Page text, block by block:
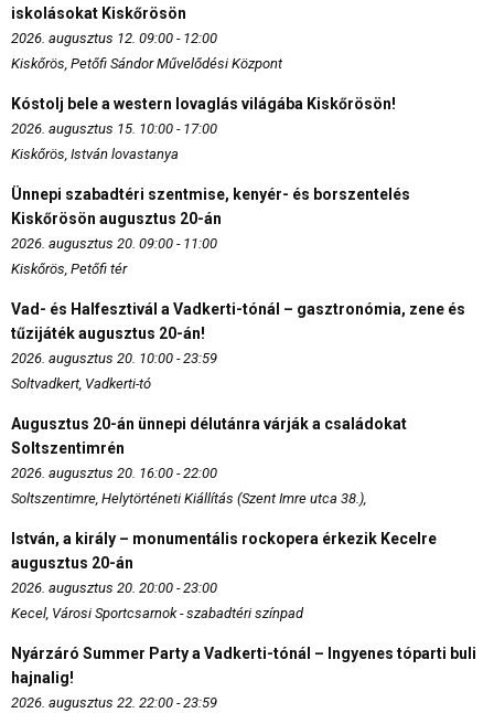
iskolásokat Kiskőrösön
2026. augusztus 12. 09:00 - 12:00
Kiskőrös, Petőfi Sándor Művelődési Központ
Kóstolj bele a western lovaglás világába Kiskőrösön!
2026. augusztus 15. 10:00 - 17:00
Kiskőrös, István lovastanya
Ünnepi szabadtéri szentmise, kenyér- és borszentelés
Kiskőrösön augusztus 20-án
2026. augusztus 20. 09:00 - 11:00
Kiskőrös, Petőfi tér
Vad- és Halfesztivál a Vadkerti-tónál – gasztronómia, zene és
tűzijáték augusztus 20-án!
2026. augusztus 20. 10:00 - 23:59
Soltvadkert, Vadkerti-tó
Augusztus 20-án ünnepi délutánra várják a családokat
Soltszentimrén
2026. augusztus 20. 16:00 - 22:00
Soltszentimre, Helytörténeti Kiállítás (Szent Imre utca 38.),
István, a király – monumentális rockopera érkezik Kecelre
augusztus 20-án
2026. augusztus 20. 20:00 - 23:00
Kecel, Városi Sportcsarnok - szabadtéri színpad
Nyárzáró Summer Party a Vadkerti-tónál – Ingyenes tóparti buli
hajnalig!
2026. augusztus 22. 22:00 - 23:59